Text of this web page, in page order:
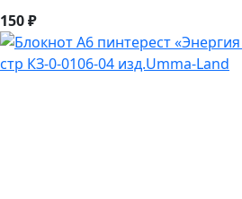
150 ₽